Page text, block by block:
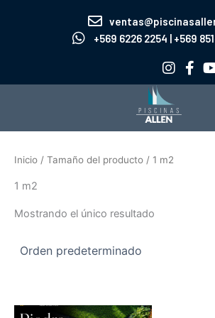
+569 6226 2254 | +569
Inicio / Tamaño del producto / 1 m2
1 m2
Mostrando el único resultado
Este